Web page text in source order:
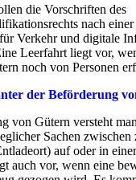
die Vorschriften des
nach
Verkehr und digitale
Leerfahrt liegt vor,
noch von Personen
der Beförderung
von Gütern versteht
Sachen zwischen
auf oder in
auch vor, wenn eine